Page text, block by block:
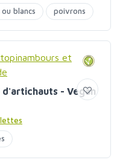
blancs poivrons
- Vegan